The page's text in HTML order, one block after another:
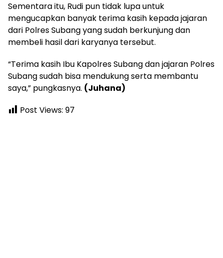
Sementara itu, Rudi pun tidak lupa untuk
mengucapkan banyak terima kasih kepada jajaran
dari Polres Subang yang sudah berkunjung dan
membeli hasil dari karyanya tersebut.
“Terima kasih Ibu Kapolres Subang dan jajaran Polres
Subang sudah bisa mendukung serta membantu
saya,” pungkasnya. (Juhana)
Post Views: 97